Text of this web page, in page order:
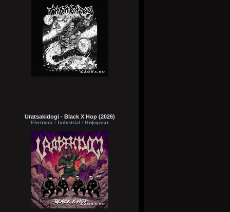
Uratsakidogi - Black X Hop (2026)
Electronic / Industrial / Неформат